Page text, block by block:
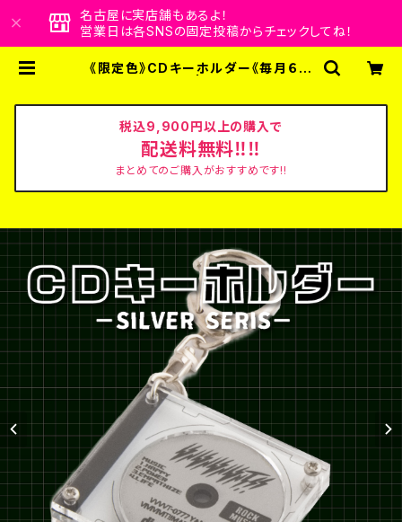
名古屋に実店舗もあるよ！
営業日は各SNSの固定投稿からチェックしてね！
《限定色》CDキーホルダー《毎月６日
税込9,900円以上の購入で
配送料無料‼‼
まとめてのご購入がおすすめです!!